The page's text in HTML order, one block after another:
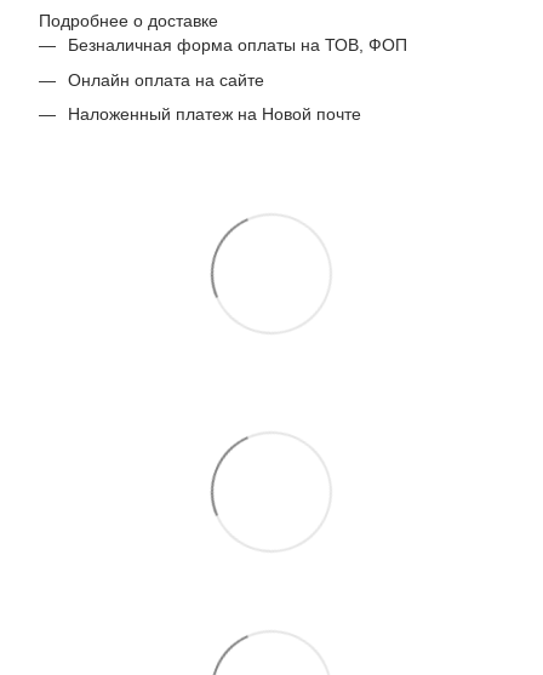
Подробнее о доставке
Безналичная форма оплаты на ТОВ, ФОП
Онлайн оплата на сайте
Наложенный платеж на Новой почте